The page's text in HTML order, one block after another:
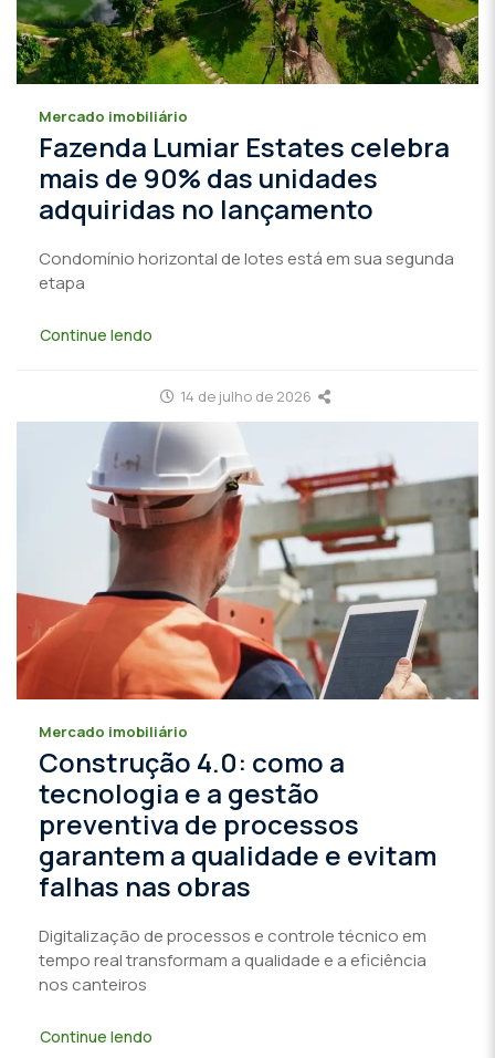
Mercado imobiliário
Fazenda Lumiar Estates celebra
mais de 90% das unidades
adquiridas no lançamento
Condomínio horizontal de lotes está em sua segunda
etapa
Continue lendo
14 de julho de 2026
Mercado imobiliário
Construção 4.0: como a
tecnologia e a gestão
preventiva de processos
garantem a qualidade e evitam
falhas nas obras
Digitalização de processos e controle técnico em
tempo real transformam a qualidade e a eficiência
nos canteiros
Continue lendo